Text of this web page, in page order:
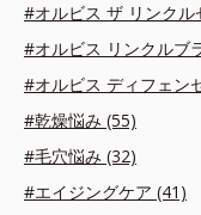
#オルビス ザ リンクル
#オルビス リンクルブ
#オルビス ディフェン
#乾燥悩み (55)
#毛穴悩み (32)
#エイジングケア (41)